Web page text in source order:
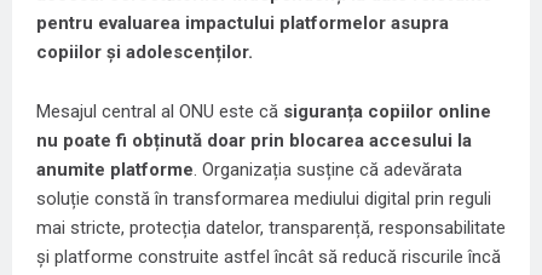
pentru evaluarea impactului platformelor asupra
copiilor și adolescenților.
Mesajul central al ONU este că siguranța copiilor online
nu poate fi obținută doar prin blocarea accesului la
anumite platforme. Organizația susține că adevărata
soluție constă în transformarea mediului digital prin reguli
mai stricte, protecția datelor, transparență, responsabilitate
și platforme construite astfel încât să reducă riscurile încă